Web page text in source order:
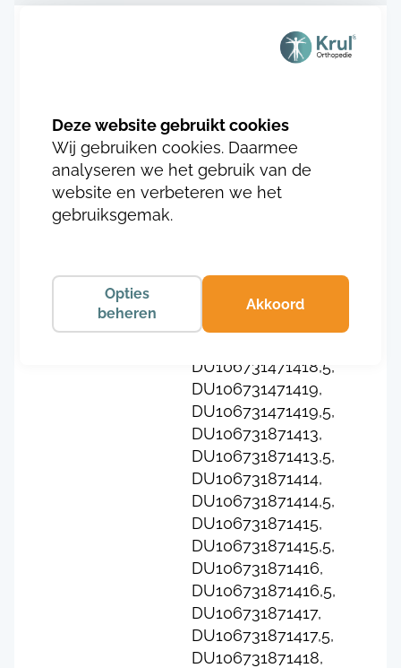
SKU
DU106731471413,
DU106731471413,5,
DU106731471414,
DU106731471414,5,
DU106731471416,5,
DU106731471417,
DU106731471418,5,
DU106731471419,
DU106731471419,5,
DU106731871413,
DU106731871413,5,
DU106731871414,
DU106731871414,5,
DU106731871415,
DU106731871415,5,
DU106731871416,
DU106731871416,5,
DU106731871417,
DU106731871417,5,
DU106731871418,
Wij gebruiken cookies. Daarmee
analyseren we het gebruik van de
website en verbeteren we het
gebruiksgemak.
Opties
beheren
Akkoord